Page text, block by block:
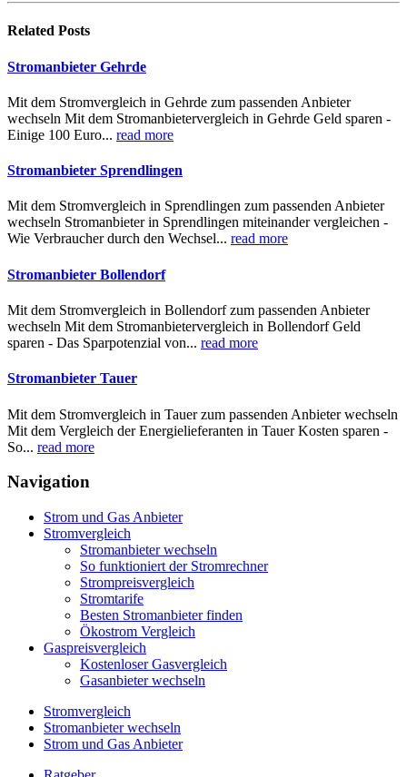
Related Posts
Stromanbieter Gehrde
Mit dem Stromvergleich in Gehrde zum passenden Anbieter
wechseln Mit dem Stromanbietervergleich in Gehrde Geld sparen -
Einige 100 Euro... read more
Stromanbieter Sprendlingen
Mit dem Stromvergleich in Sprendlingen zum passenden Anbieter
wechseln Stromanbieter in Sprendlingen miteinander vergleichen -
Wie Verbraucher durch den Wechsel... read more
Stromanbieter Bollendorf
Mit dem Stromvergleich in Bollendorf zum passenden Anbieter
wechseln Mit dem Stromanbietervergleich in Bollendorf Geld
sparen - Das Sparpotenzial von... read more
Stromanbieter Tauer
Mit dem Stromvergleich in Tauer zum passenden Anbieter wechseln
Mit dem Vergleich der Energielieferanten in Tauer Kosten sparen -
So... read more
Navigation
Strom und Gas Anbieter
Stromvergleich
Stromanbieter wechseln
So funktioniert der Stromrechner
Strompreisvergleich
Stromtarife
Besten Stromanbieter finden
Ökostrom Vergleich
Gaspreisvergleich
Kostenloser Gasvergleich
Gasanbieter wechseln
Stromvergleich
Stromanbieter wechseln
Strom und Gas Anbieter